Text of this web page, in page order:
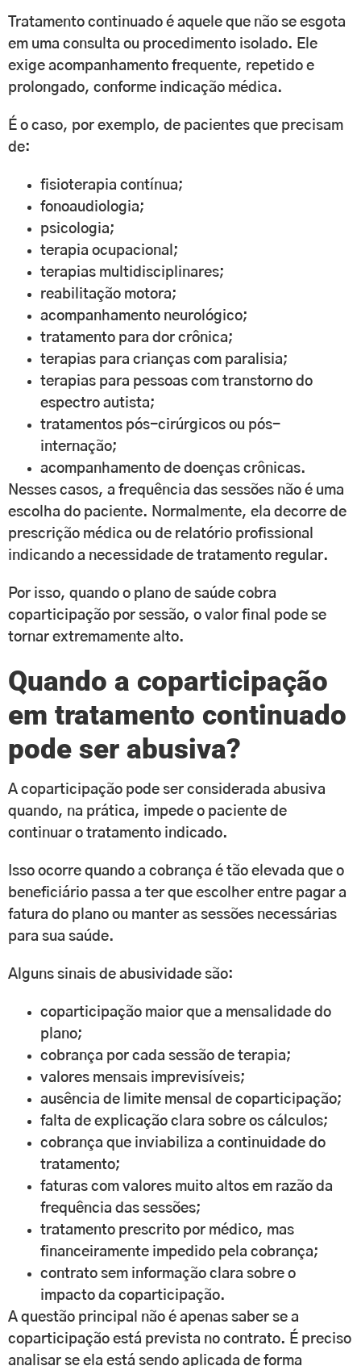
Tratamento continuado é aquele que não se esgota
em uma consulta ou procedimento isolado. Ele
exige acompanhamento frequente, repetido e
prolongado, conforme indicação médica.
É o caso, por exemplo, de pacientes que precisam
de:
fisioterapia contínua;
fonoaudiologia;
psicologia;
terapia ocupacional;
terapias multidisciplinares;
reabilitação motora;
acompanhamento neurológico;
tratamento para dor crônica;
terapias para crianças com paralisia;
terapias para pessoas com transtorno do
espectro autista;
tratamentos pós-cirúrgicos ou pós-
internação;
acompanhamento de doenças crônicas.
Nesses casos, a frequência das sessões não é uma
escolha do paciente. Normalmente, ela decorre de
prescrição médica ou de relatório profissional
indicando a necessidade de tratamento regular.
Por isso, quando o plano de saúde cobra
coparticipação por sessão, o valor final pode se
tornar extremamente alto.
Quando a coparticipação
em tratamento continuado
pode ser abusiva?
A coparticipação pode ser considerada abusiva
quando, na prática, impede o paciente de
continuar o tratamento indicado.
Isso ocorre quando a cobrança é tão elevada que o
beneficiário passa a ter que escolher entre pagar a
fatura do plano ou manter as sessões necessárias
para sua saúde.
Alguns sinais de abusividade são:
coparticipação maior que a mensalidade do
plano;
cobrança por cada sessão de terapia;
valores mensais imprevisíveis;
ausência de limite mensal de coparticipação;
falta de explicação clara sobre os cálculos;
cobrança que inviabiliza a continuidade do
tratamento;
faturas com valores muito altos em razão da
frequência das sessões;
tratamento prescrito por médico, mas
financeiramente impedido pela cobrança;
contrato sem informação clara sobre o
impacto da coparticipação.
A questão principal não é apenas saber se a
coparticipação está prevista no contrato. É preciso
analisar se ela está sendo aplicada de forma